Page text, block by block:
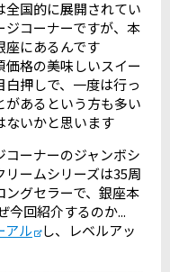
全国的に展開されてい
ジコーナーですが、本
座にあるんです
価格の美味しいスイー
白押しで、一度は行っ
があるという方も多い
ないかと思います
コーナーのジャンボシ
リームシリーズは35周
ングセラーで、銀座本
今回紹介するのか...
アル し、レベルアッ